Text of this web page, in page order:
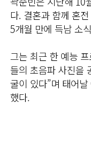
다. 결혼과 함께 혼
5개월 만에 득남 소
그는 최근 한 예능
들의 초음파 사진을
굴이 있다”며 태어
했다.